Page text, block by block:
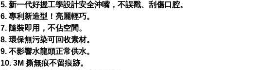
5. 新一代好握工學設計安全沖嘴，不誤戳、刮傷口腔。
6. 專利新造型！亮麗輕巧。
7. 隨裝即用，不佔空間。
8. 環保無污染可回收素材。
9. 不影響水龍頭正常供水。
10. 3M 撕無痕不留痕跡。